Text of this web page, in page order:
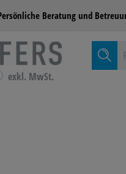
Beratung und
exkl. MwSt.